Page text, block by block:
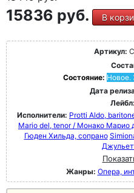
15836 руб. В
Артикул:
Состояние: Новое.
Дата
Лейбл:
Исполнители: Protti Aldo,
Mario del, tenor / Монако Марио
Гюден Хильда, сопрано
Жанры: Опера,